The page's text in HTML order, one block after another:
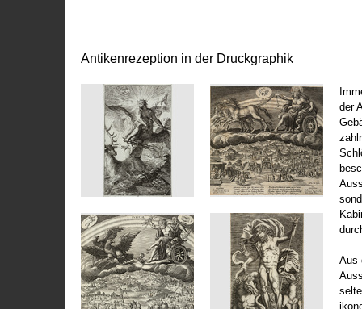
Antikenrezeption in der Druckgraphik
der
Aus